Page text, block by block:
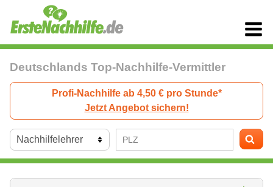
Deutschlands Top-Nachhilfe-Vermittler
Profi-Nachhilfe ab 4,50 € pro Stunde*
Jetzt Angebot sichern!